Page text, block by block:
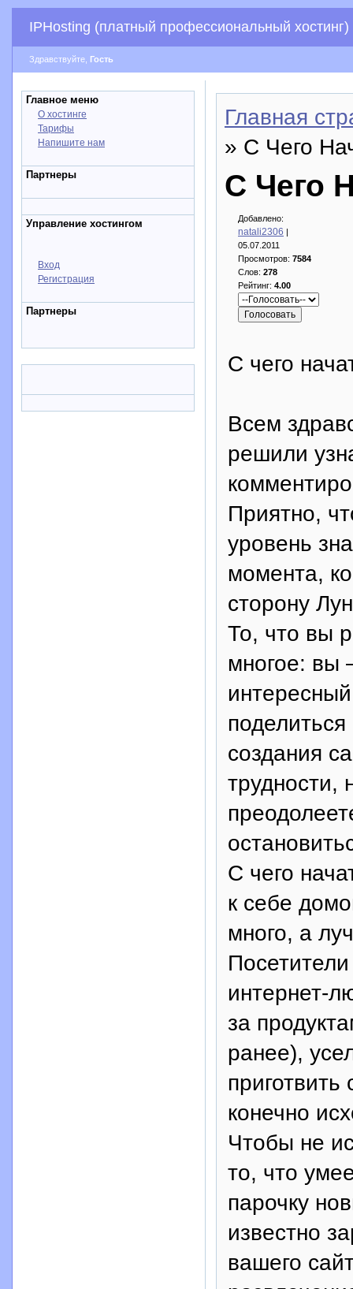
IPHosting (платный профессиональный хостинг)
Здравствуйте, Гость
Главное меню
О хостинге
Тарифы
Напишите нам
Партнеры
Управление хостингом
Вход
Регистрация
Партнеры
Главная
» С Чего
С Чего
Добавлено:
natali2306 |
05.07.2011
Просмотров: 7584
Слов: 278
Рейтинг: 4.00
С чего
Всем
решили
Приятно,
уровень
момента,
сторону
То, что вы
многое: вы
создания
трудности,
С чего
к себе
много, а
интернет-
за
ранее),
конечно
Чтобы не
то, что
парочку
известно
вашего